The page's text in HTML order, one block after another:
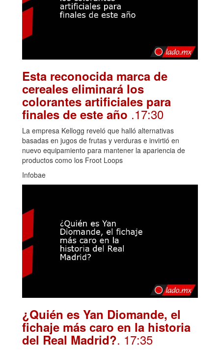
Esta reconocida marca de
cereales eliminará los
colorantes artificiales para
finales de este año .17:30
La empresa Kellogg reveló que halló alternativas
basadas en jugos de frutas y verduras e invirtió en
nuevo equipamiento para mantener la apariencia de
productos como los Froot Loops
Infobae
¿Quién es Yan Diomande, el
fichaje más caro en la historia
del Real Madrid?. 17:35